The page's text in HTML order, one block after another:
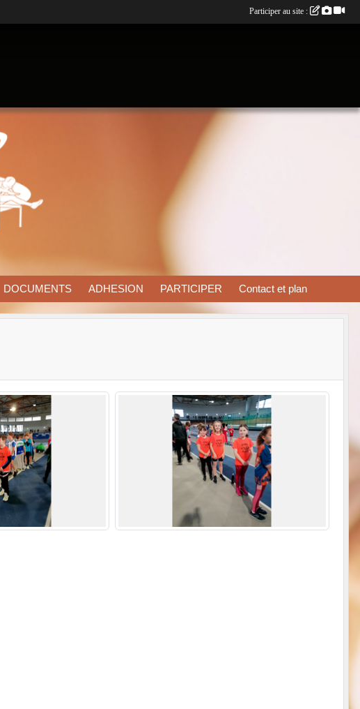
DOCUMENTS ADHESION PARTICIPER Contact et plan
Participer au site :